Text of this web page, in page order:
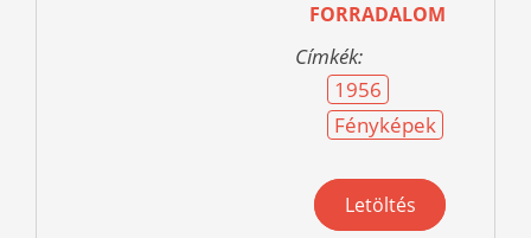
FORRADALOM
Címkék:
1956
Fényképek
Letöltés